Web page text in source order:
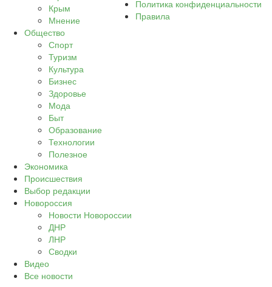
Крым
Мнение
Общество
Спорт
Туризм
Культура
Бизнес
Здоровье
Мода
Быт
Образование
Технологии
Полезное
Экономика
Происшествия
Выбор редакции
Новороссия
Новости Новороссии
ДНР
ЛНР
Сводки
Видео
Все новости
Политика конфиденциальности
Правила